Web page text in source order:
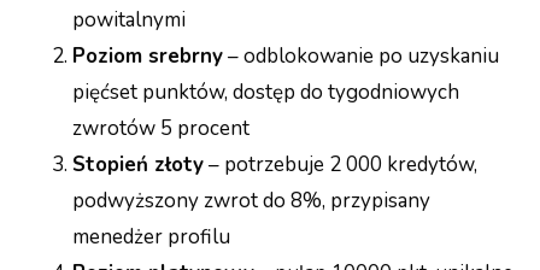
powitalnymi
Poziom srebrny– odblokowanie po uzyskaniu
pięćset punktów, dostęp do tygodniowych
zwrotów 5 procent
Stopień złoty– potrzebuje 2 000 kredytów,
podwyższony zwrot do 8%, przypisany
menedżer profilu